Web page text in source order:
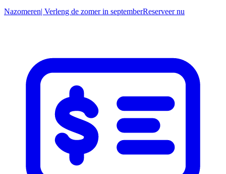
Nazomeren| Verleng de zomer in septemberReserveer nu